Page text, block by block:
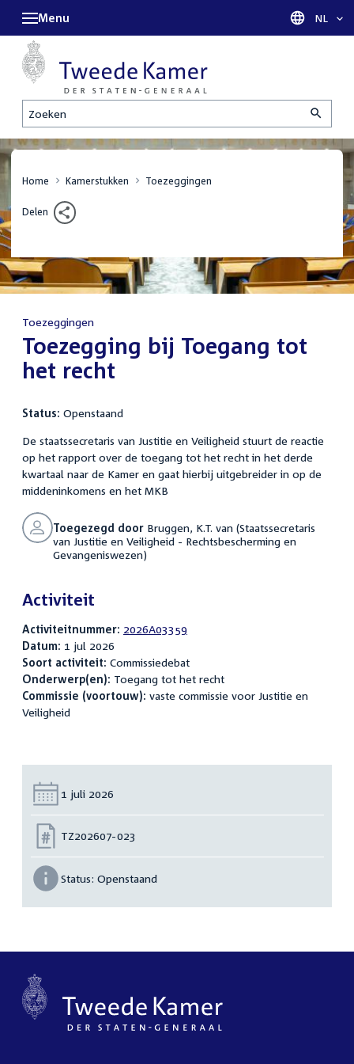
Zoeken
Menu Taal
NL
Home Kamerstukken Toezeggingen
Delen
Toezeggingen
:Toezegging bij Toegang tot
het recht
Status: Openstaand
De staatssecretaris van Justitie en Veiligheid stuurt de reactie
op het rapport over de toegang tot het recht in het derde
kwartaal naar de Kamer en gaat hierbij uitgebreider in op de
middeninkomens en het MKB
Toegezegd doorBruggen, K.T. van (Staatssecretaris
van Justitie en Veiligheid - Rechtsbescherming en
Gevangeniswezen)
Activiteit
Activiteitnummer: 2026A03359
Datum: 1 jul 2026
Soort activiteit: Commissiedebat
Onderwerp(en): Toegang tot het recht
Commissie (voortouw): vaste commissie voor Justitie en
Veiligheid
Datum:
1 juli 2026
Nummer:
TZ202607-023
Status: Openstaand